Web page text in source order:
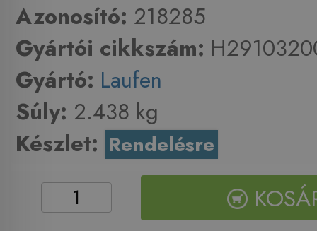
Azonosító: 218285
Gyártói cikkszám:
Gyártó: Laufen
Súly: 2.438 kg
Készlet: Rendelésre